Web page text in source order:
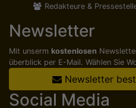
Redakteure &
Newsletter
Mit unserm kostenlosen
überblick per E-Mail. Wählen Sie
Newsletter
Social Media